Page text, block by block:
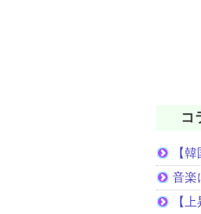
コ
【
音楽
【